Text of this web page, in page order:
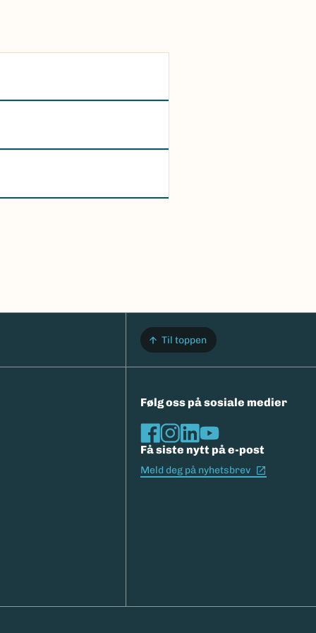
Til toppen
Følg oss på sosiale medier
Få siste nytt på e-post
Meld deg på nyhetsbrev